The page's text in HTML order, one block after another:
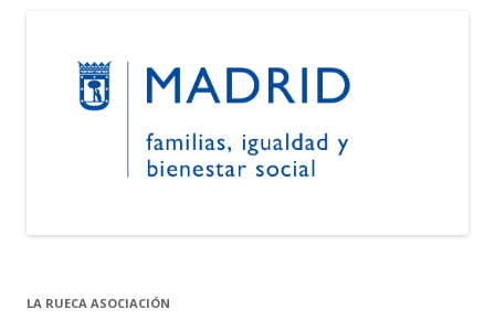
LA RUECA ASOCIACIÓN